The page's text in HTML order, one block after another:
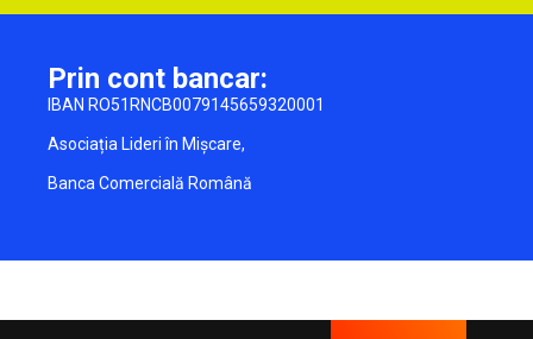
Prin cont bancar:
IBAN RO51RNCB0079145659320001
Asociația Lideri în Mișcare,
Banca Comercială Română